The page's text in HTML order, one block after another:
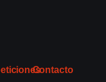
Contacto